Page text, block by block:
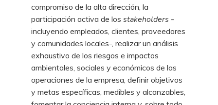
compromiso de la alta dirección, la
participación activa de los stakeholders -
incluyendo empleados, clientes, proveedores
y comunidades locales-, realizar un análisis
exhaustivo de los riesgos e impactos
ambientales, sociales y económicos de las
operaciones de la empresa, definir objetivos
y metas específicas, medibles y alcanzables,